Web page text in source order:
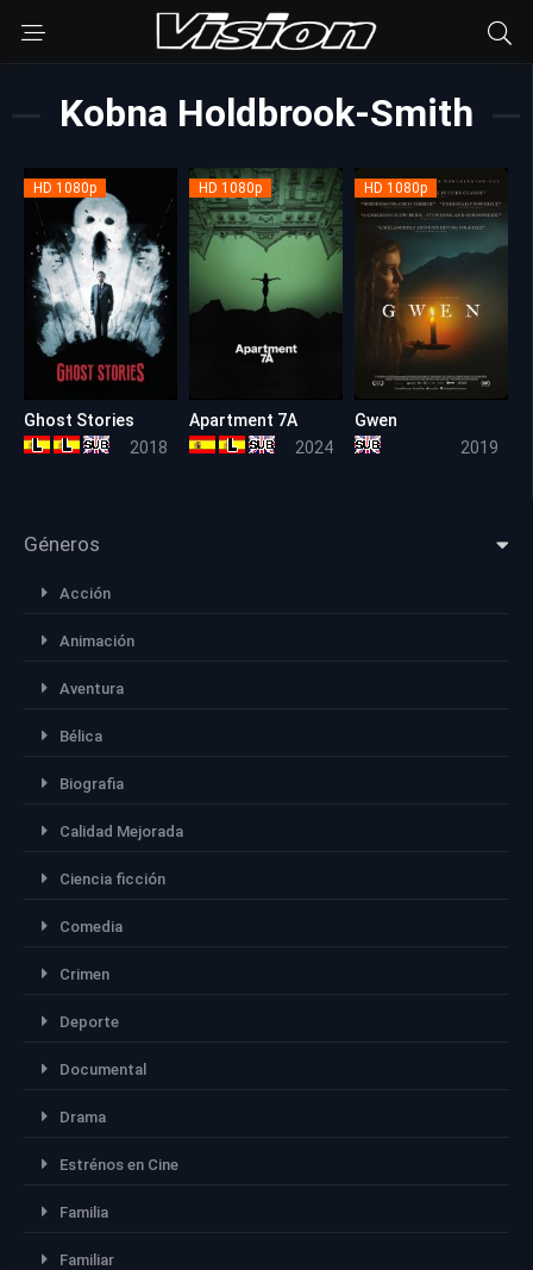
Kobna Holdbrook-Smith
HD 1080p
Ghost Stories
2018
HD 1080p
Apartment 7A
2024
HD 1080p
Gwen
2019
Géneros
Acción
Animación
Aventura
Bélica
Biografia
Calidad Mejorada
Ciencia ficción
Comedia
Crimen
Deporte
Documental
Drama
Estrénos en Cine
Familia
Familiar